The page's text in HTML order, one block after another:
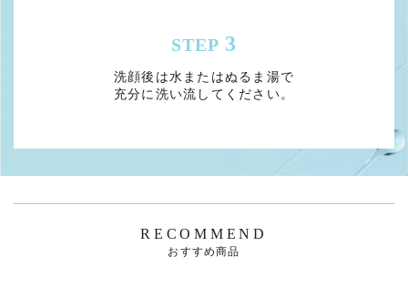
STEP 3
洗顔後は水またはぬるま湯で
充分に洗い流してください。
RECOMMEND
おすすめ商品